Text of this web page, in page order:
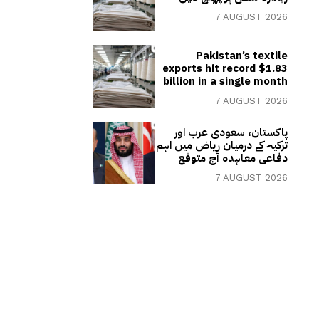
7 AUGUST 2026
Pakistan’s textile
exports hit record $1.83
billion in a single month
7 AUGUST 2026
پاکستان، سعودی عرب اور
ترکیہ کے درمیان ریاض میں اہم
دفاعی معاہدہ آج متوقع
7 AUGUST 2026